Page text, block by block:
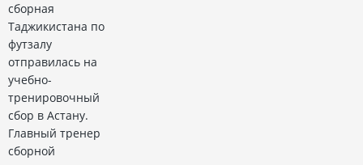
сборная
Таджикистана по
футзалу
отправилась на
учебно-
тренировочный
сбор в Астану.
Главный тренер
сборной